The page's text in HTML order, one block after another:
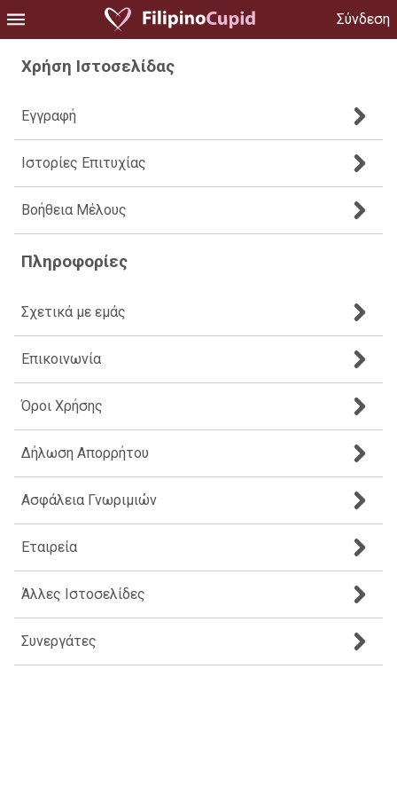
Σύνδεση
Χρήση Ιστοσελίδας
Εγγραφή
Ιστορίες Επιτυχίας
Βοήθεια Μέλους
Πληροφορίες
Σχετικά με εμάς
Επικοινωνία
Όροι Χρήσης
Δήλωση Απορρήτου
Ασφάλεια Γνωριμιών
Εταιρεία
Άλλες Ιστοσελίδες
Συνεργάτες